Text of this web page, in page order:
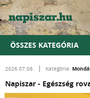
ÖSSZES KATEGÓRIA
2026.07.08. Kategória:
Napiszar - Egészség